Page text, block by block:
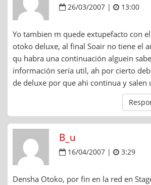
26/03/2007 | 13:00
Yo tambien m quede extupefacto con
otoko deluxe, al final Soair no tiene el
qu habra una continuación alguein
información sería util, ah por cierto
de deluxe por que ahi continua y salen
B_u
16/04/2007 | 3:29
Densha Otoko, por fin en la red en